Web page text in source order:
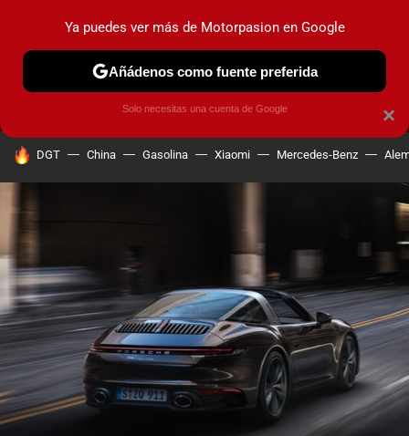
MENÚ NUEVO
COCHES ELÉCTRICOS OBSERVATORIO
HOY SE HABLA DE
DGT China Gasolina Xiaomi Mercedes-Benz
×
Ya puedes ver más de Motorpasion en Google
Añádenos como fuente preferida
Solo necesitas una cuenta de Google